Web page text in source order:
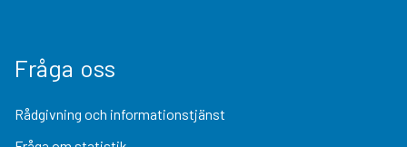
Fråga oss
Rådgivning och informationstjänst